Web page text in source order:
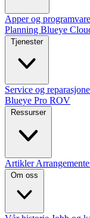
Apper og programvare
Planning Blueye
Tjenester
Service og
Blueye Pro ROV
Ressurser
Artikler
Om oss